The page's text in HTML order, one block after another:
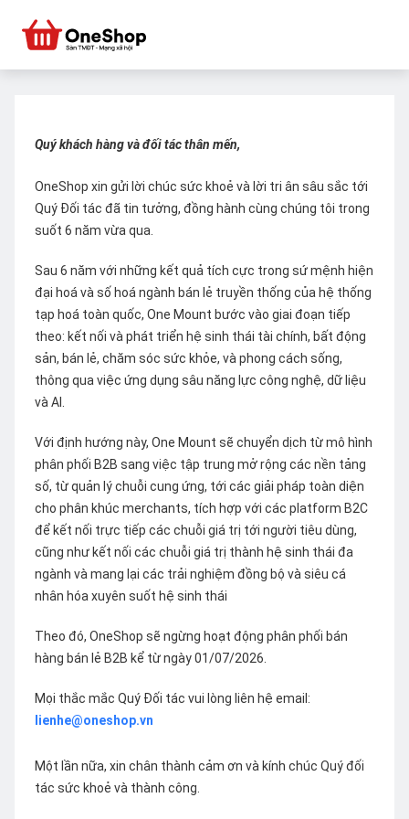
Quý khách hàng và đối tác thân mến,
OneShop xin gửi lời chúc sức khoẻ và lời tri ân sâu sắc tới
Quý Đối tác đã tin tưởng, đồng hành cùng chúng tôi trong
suốt 6 năm vừa qua.
Sau 6 năm với những kết quả tích cực trong sứ mệnh hiện
đại hoá và số hoá ngành bán lẻ truyền thống của hệ thống
tạp hoá toàn quốc, One Mount bước vào giai đoạn tiếp
theo: kết nối và phát triển hệ sinh thái tài chính, bất động
sản, bán lẻ, chăm sóc sức khỏe, và phong cách sống,
thông qua việc ứng dụng sâu năng lực công nghệ, dữ liệu
và AI.
Với định hướng này, One Mount sẽ chuyển dịch từ mô hình
phân phối B2B sang việc tập trung mở rộng các nền tảng
số, từ quản lý chuỗi cung ứng, tới các giải pháp toàn diện
cho phân khúc merchants, tích hợp với các platform B2C
để kết nối trực tiếp các chuỗi giá trị tới người tiêu dùng,
cũng như kết nối các chuỗi giá trị thành hệ sinh thái đa
ngành và mang lại các trải nghiệm đồng bộ và siêu cá
nhân hóa xuyên suốt hệ sinh thái
Theo đó, OneShop sẽ ngừng hoạt động phân phối bán
hàng bán lẻ B2B kể từ ngày 01/07/2026.
Mọi thắc mắc Quý Đối tác vui lòng liên hệ email:
lienhe@oneshop.vn
Một lần nữa, xin chân thành cảm ơn và kính chúc Quý đối
tác sức khoẻ và thành công.